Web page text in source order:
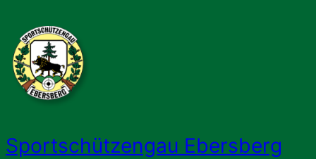
Inhalt
springen
Sportschützengau Ebersberg